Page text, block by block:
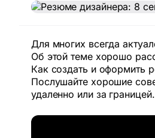
Для многих всегда
Об этой теме хорошо
Как создать и оформить
Послушайте хорошие
удаленно или за